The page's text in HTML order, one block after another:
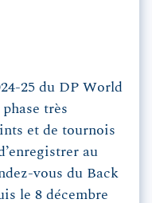
25 du DP World
très
et de tournois
au
vous du Back
le 8 décembre